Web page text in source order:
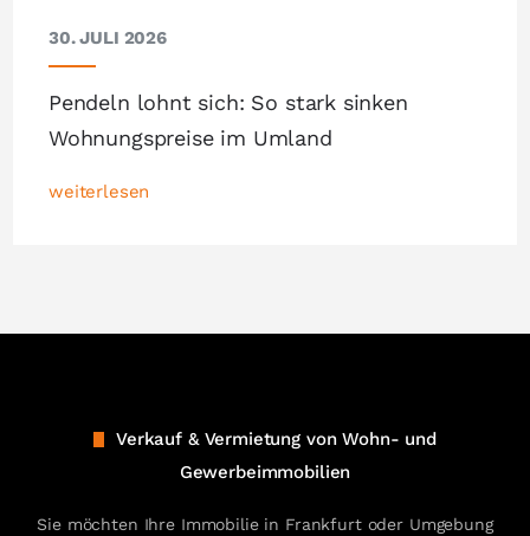
30. JULI 2026
Pendeln lohnt sich: So stark sinken
Wohnungspreise im Umland
weiterlesen
Verkauf & Vermietung von Wohn- und
Gewerbeimmobilien
Sie möchten Ihre Immobilie in Frankfurt oder Umgebung